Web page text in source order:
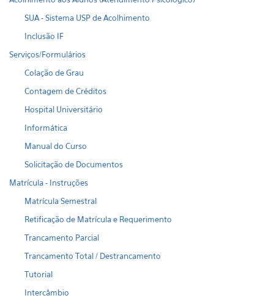
SUA - Sistema USP de Acolhimento
Inclusão IF
Serviços/Formulários
Colação de Grau
Contagem de Créditos
Hospital Universitário
Informática
Manual do Curso
Solicitação de Documentos
Matrícula - Instruções
Matrícula Semestral
Retificação de Matrícula e Requerimento
Trancamento Parcial
Trancamento Total / Destrancamento
Tutorial
Intercâmbio